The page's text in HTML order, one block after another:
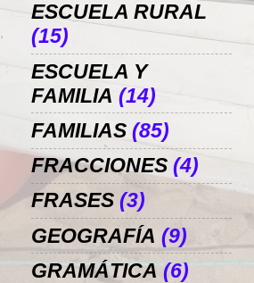
ESCUELA RURAL
(15)
ESCUELA Y
FAMILIA (14)
FAMILIAS (85)
FRACCIONES (4)
FRASES (3)
GEOGRAFÍA (9)
GRAMÁTICA (6)